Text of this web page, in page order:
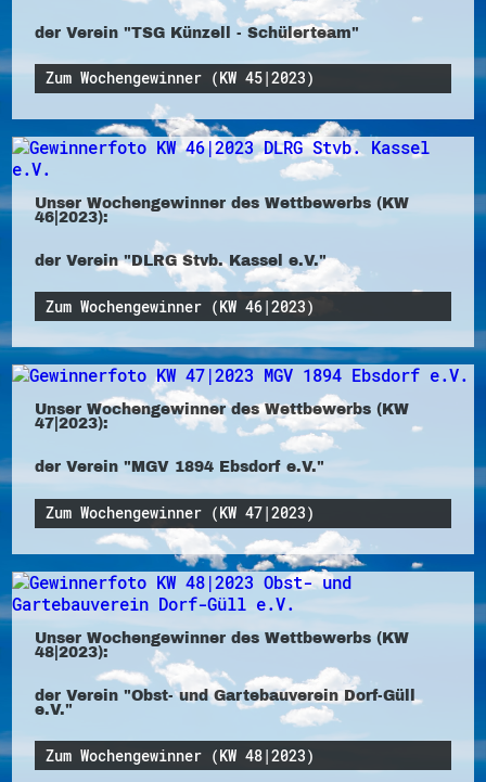
der Verein "TSG Künzell - Schülerteam"
Zum Wochengewinner (KW 45|2023)
Unser Wochengewinner des Wettbewerbs (KW
46|2023):
der Verein "DLRG Stvb. Kassel e.V."
Zum Wochengewinner (KW 46|2023)
Unser Wochengewinner des Wettbewerbs (KW
47|2023):
der Verein "MGV 1894 Ebsdorf e.V."
Zum Wochengewinner (KW 47|2023)
Unser Wochengewinner des Wettbewerbs (KW
48|2023):
der Verein "Obst- und Gartebauverein Dorf-Güll
e.V."
Zum Wochengewinner (KW 48|2023)